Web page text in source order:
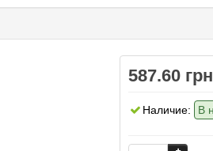
587.60
Наличие: В